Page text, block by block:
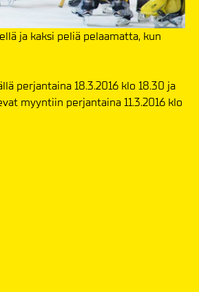
ja kaksi peliä pelaamatta, kun
perjantaina 18.3.2016 klo 18.30 ja
myyntiin perjantaina 11.3.2016 klo